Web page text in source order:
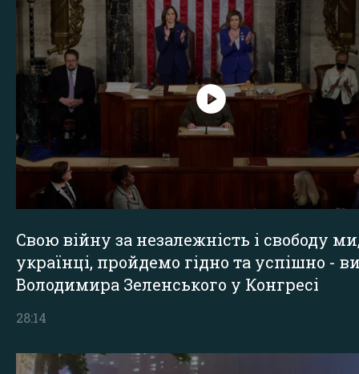
Свою війну за незалежність і свободу
українці, пройдемо гідно та успішно -
Володимира Зеленського у Конгресі
28:14